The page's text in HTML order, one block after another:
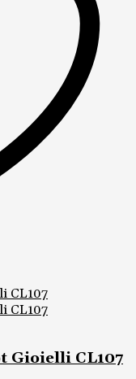
Gioielli CL107